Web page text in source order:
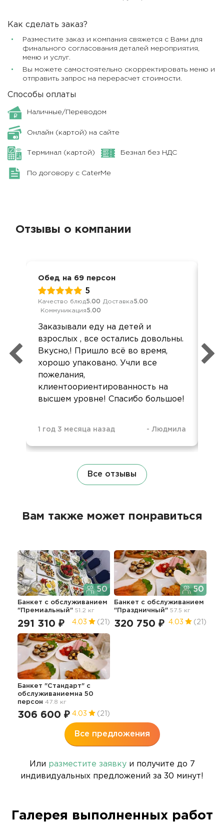
Как сделать заказ?
Разместите заказ и компания свяжется с Вами для
финального согласования деталей мероприятия,
меню и услуг.
Вы можете самостоятельно скорректировать меню и
отправить запрос на перерасчет стоимости.
Способы оплаты
Наличные/Переводом
Онлайн (картой) на сайте
Терминал (картой) Безнал без НДС
По договору с CaterMe
Отзывы о компании
Обед на 69 персон
5
Качество блюд5.00 Доставка5.00
Коммуникация5.00
Заказывали еду на детей и
взрослых , все остались довольны.
Вкусно,! Пришло всё во время,
хорошо упаковано. Учли все
пожелания,
клиентоориентированность на
высшем уровне! Спасибо большое!
1 год 3 месяца назад - Людмила
Все отзывы
Вам также может понравиться
50
Банкет с обслуживанием
"Премиальный" 51.2 кг
291 310 ₽ 4.03 (21)
50
Банкет с обслуживанием
"Праздничный" 57.5 кг
320 750 ₽ 4.03 (21)
Банкет "Стандарт" с
обслуживаниемна 50
персон 47.8 кг
306 600 ₽ 4.03 (21)
Все предложения
Или разместите заявкуи получите до 7
индивидуальных предложений за 30 минут!
Галерея выполненных работ